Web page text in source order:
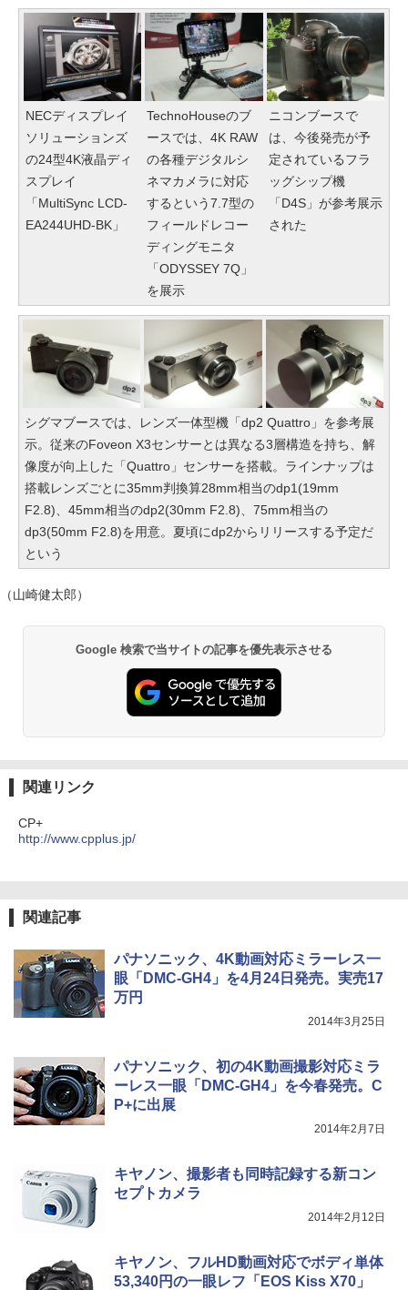
NECディスプレイ
ソリューションズ
の24型4K液晶ディ
スプレイ
「MultiSync LCD-
EA244UHD-BK」
TechnoHouseのブ
ースでは、4K RAW
の各種デジタルシ
ネマカメラに対応
するという7.7型の
フィールドレコー
ディングモニタ
「ODYSSEY 7Q」
を展示
ニコンブースで
は、今後発売が予
定されているフラ
ッグシップ機
「D4S」が参考展示
された
シグマブースでは、レンズ一体型機「dp2 Quattro」を参考展
示。従来のFoveon X3センサーとは異なる3層構造を持ち、解
像度が向上した「Quattro」センサーを搭載。ラインナップは
搭載レンズごとに35mm判換算28mm相当のdp1(19mm
F2.8)、45mm相当のdp2(30mm F2.8)、75mm相当の
dp3(50mm F2.8)を用意。夏頃にdp2からリリースする予定だ
という
（山崎健太郎）
Google 検索で当サイトの記事を優先表示させる
関連リンク
CP+
http://www.cpplus.jp/
関連記事
パナソニック、4K動画対応ミラーレス一
眼「DMC-GH4」を4月24日発売。実売17
万円
2014年3月25日
パナソニック、初の4K動画撮影対応ミラ
ーレス一眼「DMC-GH4」を今春発売。C
P+に出展
2014年2月7日
キヤノン、撮影者も同時記録する新コン
セプトカメラ
2014年2月12日
キヤノン、フルHD動画対応でボディ単体
53,340円の一眼レフ「EOS Kiss X70」